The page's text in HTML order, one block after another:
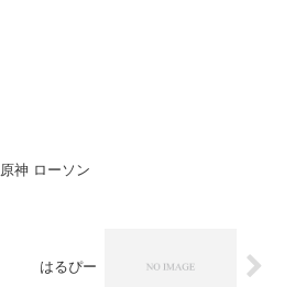
原神 ローソン
はるぴー